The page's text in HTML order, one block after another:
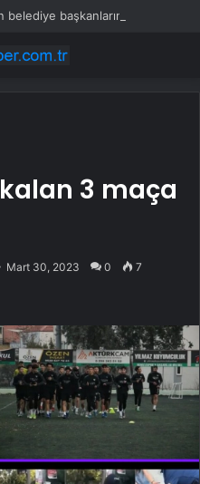
belediye başkanlarına tepki
3 maça
Mart 30, 2023 0 7